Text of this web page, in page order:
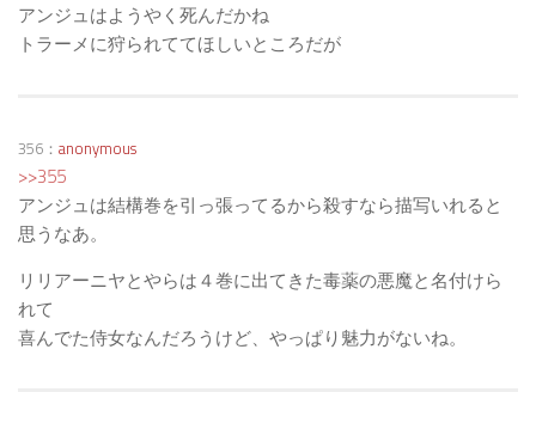
アンジュはようやく死んだかね
トラーメに狩られててほしいところだが
356： anonymous
>>355
アンジュは結構巻を引っ張ってるから殺すなら描写いれると
思うなあ。
リリアーニヤとやらは４巻に出てきた毒薬の悪魔と名付けら
れて
喜んでた侍女なんだろうけど、やっぱり魅力がないね。